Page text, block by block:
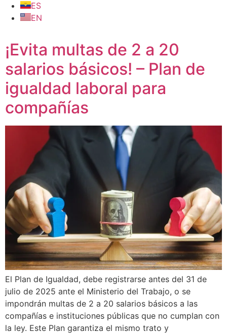
ES
EN
¡Evita multas de 2 a 20
salarios básicos! – Plan de
igualdad laboral para
compañías
El Plan de Igualdad, debe registrarse antes del 31 de
julio de 2025 ante el Ministerio del Trabajo, o se
impondrán multas de 2 a 20 salarios básicos a las
compañías e instituciones públicas que no cumplan con
la ley. Este Plan garantiza el mismo trato y